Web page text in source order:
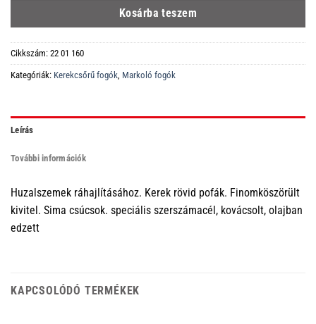
Kosárba teszem
Cikkszám: 22 01 160
Kategóriák: Kerekcsőrű fogók Markoló fogók
Leírás
További információk
Huzalszemek ráhajlításához. Kerek rövid pofák. Finomköszörült
kivitel. Sima csúcsok. speciális szerszámacél, kovácsolt, olajban
edzett
KAPCSOLÓDÓ TERMÉKEK